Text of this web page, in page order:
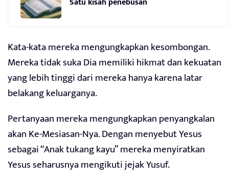
Kata-kata mereka mengungkapkan kesombongan.
Mereka tidak suka Dia memiliki hikmat dan kekuatan
yang lebih tinggi dari mereka hanya karena latar
belakang keluarganya.
Pertanyaan mereka mengungkapkan penyangkalan
akan Ke-Mesiasan-Nya. Dengan menyebut Yesus
sebagai “Anak tukang kayu” mereka menyiratkan
Yesus seharusnya mengikuti jejak Yusuf.